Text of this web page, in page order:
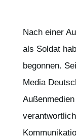
Nach einer
als Soldat
begonnen.
Media